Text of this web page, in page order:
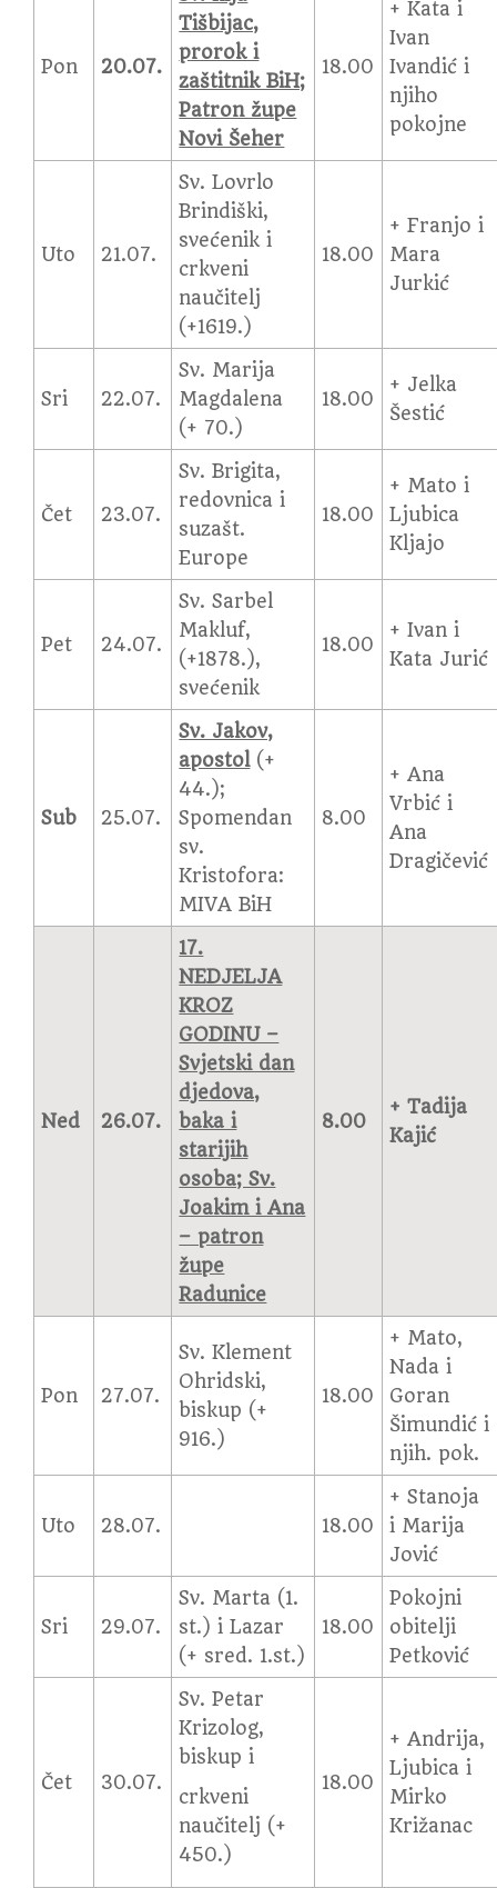
Pon 20.07.
Tišbijac,
prorok i
zaštitnik BiH;
Patron župe
Novi Šeher
18.00
+ Kata i
Ivan
Ivandić i
njiho
pokojne
Uto 21.07.
Sv. Lovrlo
Brindiški,
svećenik i
crkveni
naučitelj
(+1619.)
18.00
+ Franjo i
Mara
Jurkić
Sri 22.07.
Sv. Marija
Magdalena
(+ 70.)
18.00
+ Jelka
Šestić
Čet 23.07.
Sv. Brigita,
redovnica i
suzašt.
Europe
18.00
+ Mato i
Ljubica
Kljajo
Pet 24.07.
Sv. Sarbel
Makluf,
(+1878.),
svećenik
18.00
+ Ivan i
Kata Jurić
Sub 25.07.
Sv. Jakov,
apostol(+
44.);
Spomendan
sv.
Kristofora:
MIVA BiH
8.00
+ Ana
Vrbić i
Ana
Dragičević
Ned 26.07.
17.
NEDJELJA
KROZ
GODINU –
Svjetski dan
djedova,
baka i
starijih
osoba; Sv.
Joakim i Ana
– patron
župe
Radunice
8.00
+ Tadija
Kajić
Pon 27.07.
Sv. Klement
Ohridski,
biskup (+
916.)
18.00
+ Mato,
Nada i
Goran
Šimundić i
njih. pok.
Uto 28.07. 18.00
+ Stanoja
i Marija
Jović
Sri 29.07.
Sv. Marta (1.
st.) i Lazar
(+ sred. 1.st.)
18.00
Pokojni
obitelji
Petković
Čet 30.07.
Sv. Petar
Krizolog,
biskup i
crkveni
naučitelj (+
450.)
18.00
+ Andrija,
Ljubica i
Mirko
Križanac